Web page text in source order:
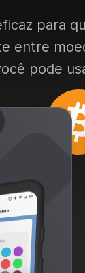
para
entre
pode